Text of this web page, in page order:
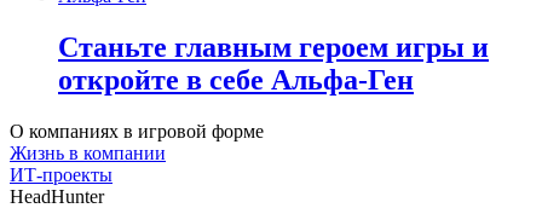
Станьте главным героем игры и
откройте в себе Альфа-Ген
О компаниях в игровой форме
Жизнь в компании
ИТ-проекты
HeadHunter